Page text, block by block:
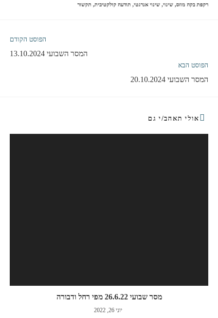
רקפת בקה מוזס, שינוי, שינוי אנרגטי, תודעה קולקטיבית, תקשור
הפוסט הקודם
המסר השבועי 13.10.2024
הפוסט הבא
המסר השבועי 20.10.2024
אולי תאהב/י גם
מסר שבועי 26.6.22 מפי רחל ודבורה
יוני 26, 2022